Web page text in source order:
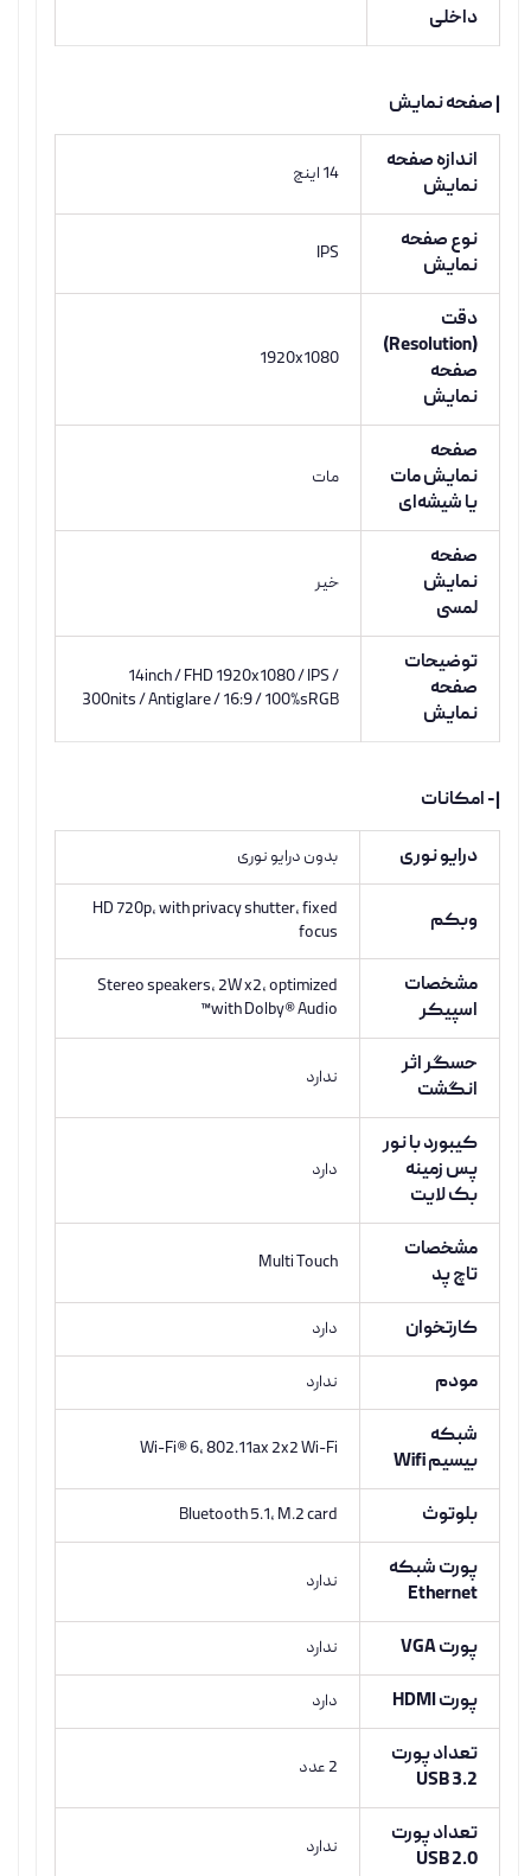
داخلی
| صفحه نمایش
اندازه صفحه
نمایش
14 اینچ
نوع صفحه
نمایش
IPS
دقت
(Resolution)
صفحه
نمایش
1920x1080
صفحه
نمایش مات
یا شیشه‌ای
مات
صفحه
نمایش
لمسی
خیر
توضیحات
صفحه
نمایش
14inch / FHD 1920x1080 / IPS /
300nits / Antiglare / 16:9 / 100%sRGB
|- امکانات
درایو نوری بدون درایو نوری
وبکم
HD 720p, with privacy shutter, fixed
focus
مشخصات
اسپیکر
Stereo speakers, 2W x2, optimized
with Dolby® Audio™
حسگر اثر
انگشت
ندارد
کیبورد با نور
پس زمینه
بک لایت
دارد
مشخصات
تاچ پد
Multi Touch
کارتخوان دارد
مودم ندارد
شبکه
بیسیم Wifi
Wi-Fi® 6, 802.11ax 2x2 Wi-Fi
بلوتوث Bluetooth 5.1, M.2 card
پورت شبکه
Ethernet
ندارد
پورت VGA ندارد
پورت HDMI دارد
تعداد پورت
USB 3.2
2 عدد
تعداد پورت
USB 2.0
ندارد